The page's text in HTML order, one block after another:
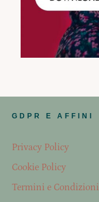
GDPR E AFFINI
Privacy Policy
Cookie Policy
Termini e Condizioni